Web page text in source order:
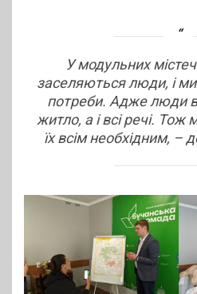
У модульних
заселяються люди, і
потреби. Адже люди
житло, а і всі речі.
їх всім необхідним, –